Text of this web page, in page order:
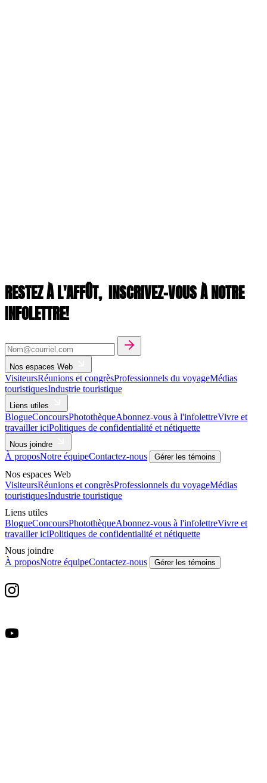
RESTEZ À L'AFFÛT, INSCRIVEZ-VOUS À NOTRE
INFOLETTRE!
Nos espaces Web
VisiteursRéunions et congrèsProfessionnels du voyageMédias
touristiquesIndustrie touristique
Liens utiles
BlogueConcoursPhotothèqueAbonnez-vous à l'infolettreVivre et
travailler iciPolitiques de confidentialité et nétiquette
Nous joindre
À proposNotre équipeContactez-nous Gérer les témoins
Nos espaces Web
VisiteursRéunions et congrèsProfessionnels du voyageMédias
touristiquesIndustrie touristique
Liens utiles
BlogueConcoursPhotothèqueAbonnez-vous à l'infolettreVivre et
travailler iciPolitiques de confidentialité et nétiquette
Nous joindre
À proposNotre équipeContactez-nous Gérer les témoins